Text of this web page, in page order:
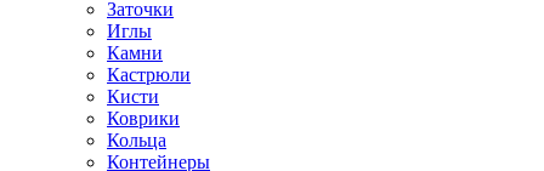
Заточки
Иглы
Камни
Кастрюли
Кисти
Коврики
Кольца
Контейнеры